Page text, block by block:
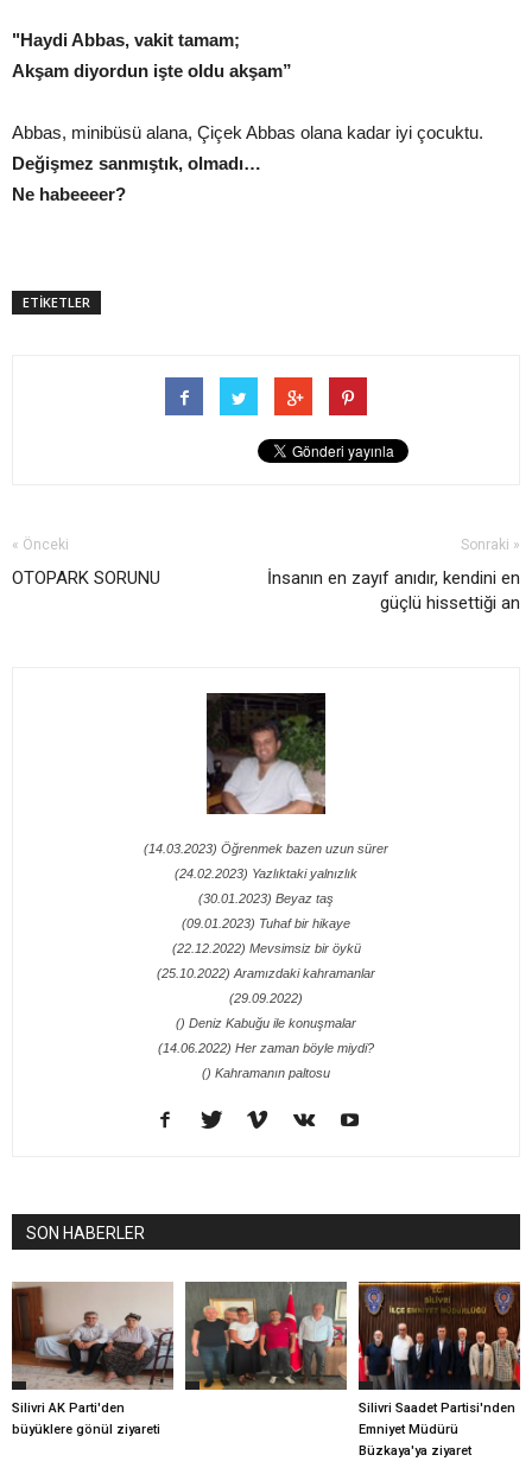
"Haydi Abbas, vakit tamam;
Akşam diyordun işte oldu akşam”
Abbas, minibüsü alana, Çiçek Abbas olana kadar iyi çocuktu.
Değişmez sanmıştık, olmadı…
Ne habeeeer?
ETİKETLER
« Önceki
OTOPARK SORUNU
Sonraki »
İnsanın en zayıf anıdır, kendini en
güçlü hissettiği an
(14.03.2023) Öğrenmek bazen uzun sürer
(24.02.2023) Yazlıktaki yalnızlık
(30.01.2023) Beyaz taş
(09.01.2023) Tuhaf bir hikaye
(22.12.2022) Mevsimsiz bir öykü
(25.10.2022) Aramızdaki kahramanlar
(29.09.2022)
() Deniz Kabuğu ile konuşmalar
(14.06.2022) Her zaman böyle miydi?
() Kahramanın paltosu
SON HABERLER
Silivri AK Parti'den
büyüklere gönül ziyareti
Silivri Saadet Partisi'nden
Emniyet Müdürü
Büzkaya'ya ziyaret